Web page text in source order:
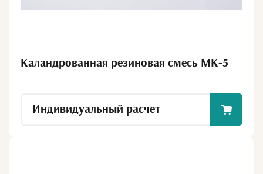
Каландрованная резиновая смесь МК-5
Индивидуальный расчет